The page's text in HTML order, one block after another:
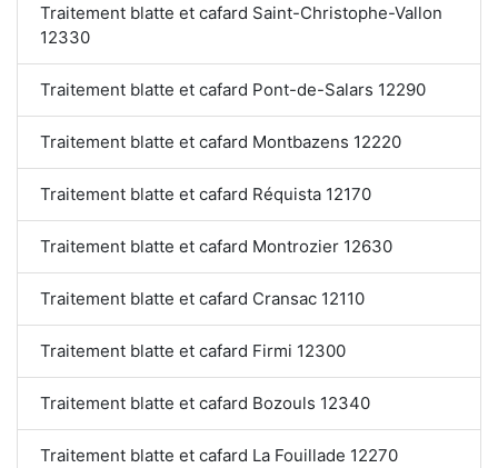
Traitement blatte et cafard Saint-Christophe-Vallon
12330
Traitement blatte et cafard Pont-de-Salars 12290
Traitement blatte et cafard Montbazens 12220
Traitement blatte et cafard Réquista 12170
Traitement blatte et cafard Montrozier 12630
Traitement blatte et cafard Cransac 12110
Traitement blatte et cafard Firmi 12300
Traitement blatte et cafard Bozouls 12340
Traitement blatte et cafard La Fouillade 12270